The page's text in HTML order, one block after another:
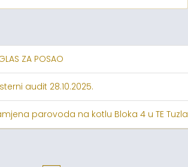
ZA POSAO
audit 28.10.2025.
parovoda na kotlu Bloka 4 u TE Tuzla